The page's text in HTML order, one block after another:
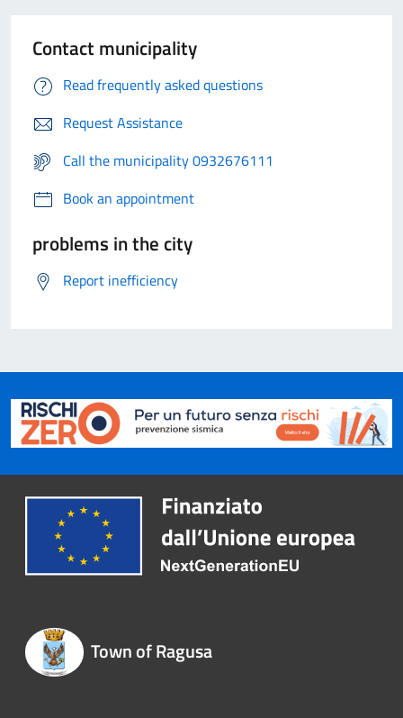
Contact municipality
Read frequently asked questions
Request Assistance
Call the municipality 0932676111
Book an appointment
problems in the city
Report inefficiency
Town of Ragusa